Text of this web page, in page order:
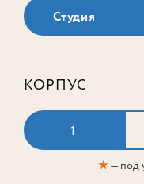
Студия
КОРПУС
1
★— под